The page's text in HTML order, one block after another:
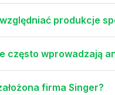
produkcje
często wprowadzają
firma Singer?